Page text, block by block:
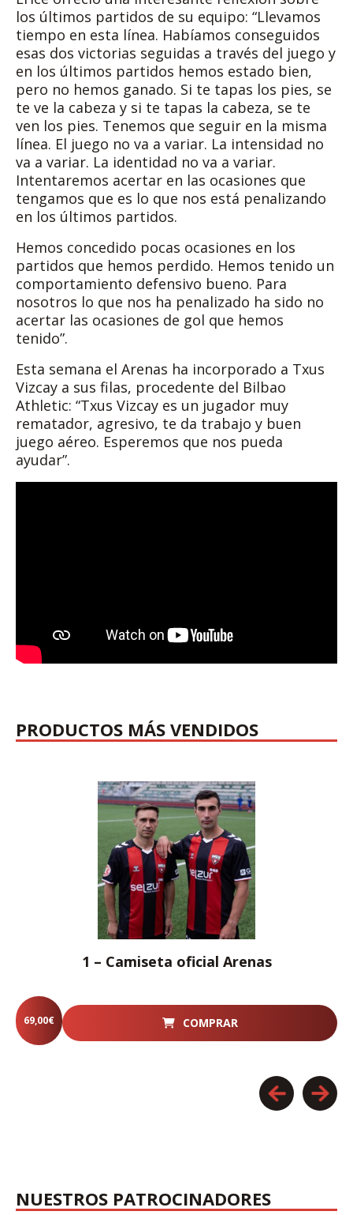
los últimos partidos de su equipo: “Llevamos
tiempo en esta línea. Habíamos conseguidos
esas dos victorias seguidas a través del juego y
en los últimos partidos hemos estado bien,
pero no hemos ganado. Si te tapas los pies, se
te ve la cabeza y si te tapas la cabeza, se te
ven los pies. Tenemos que seguir en la misma
línea. El juego no va a variar. La intensidad no
va a variar. La identidad no va a variar.
Intentaremos acertar en las ocasiones que
tengamos que es lo que nos está penalizando
en los últimos partidos.
Hemos concedido pocas ocasiones en los
partidos que hemos perdido. Hemos tenido un
comportamiento defensivo bueno. Para
nosotros lo que nos ha penalizado ha sido no
acertar las ocasiones de gol que hemos
tenido”.
Esta semana el Arenas ha incorporado a Txus
Vizcay a sus filas, procedente del Bilbao
Athletic: “Txus Vizcay es un jugador muy
rematador, agresivo, te da trabajo y buen
juego aéreo. Esperemos que nos pueda
ayudar”.
PRODUCTOS MÁS VENDIDOS
1 – Camiseta oficial Arenas
69,00€ COMPRAR
NUESTROS PATROCINADORES